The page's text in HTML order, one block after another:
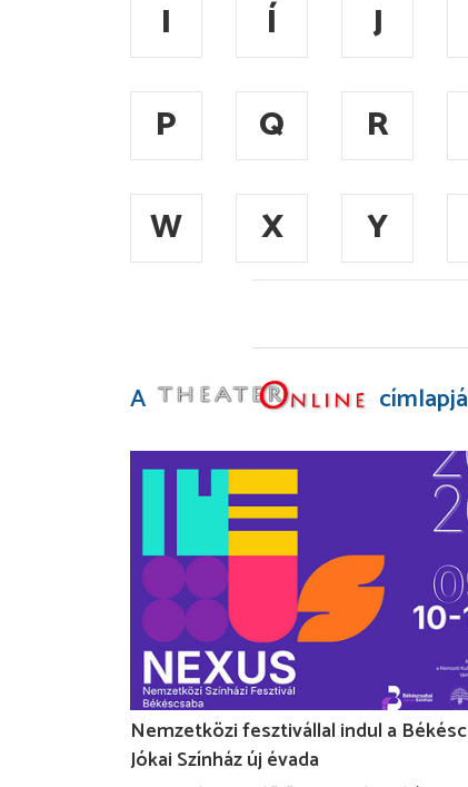
I
Í J
P
Q R
W
X Y
A
Nemzetközi fesztivállal indul a
Jókai Színház új évada